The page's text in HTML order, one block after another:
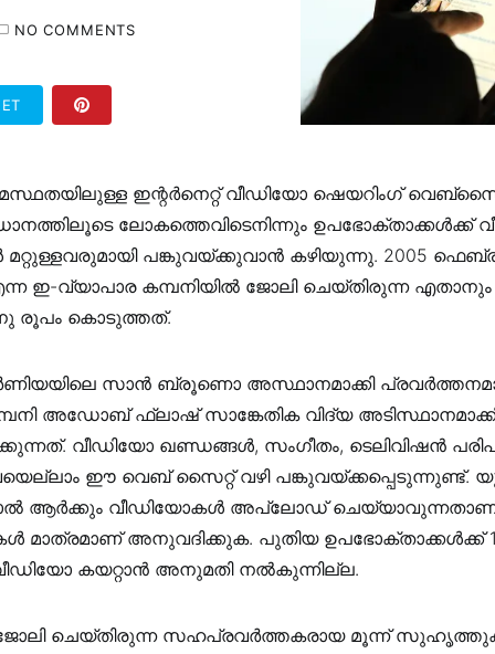
NO COMMENTS
ഇന്റർനെറ്റ് വീഡിയോ ഷെയറിംഗ്
ലോകത്തെവിടെനിന്നും ഉപഭോക്താക്കൾക്ക്
പങ്കുവയ്ക്കുവാൻ കഴിയുന്നു. 2005
ഇ-വ്യാപാര കമ്പനിയിൽ ജോലി ചെയ്തിരുന്ന
രൂപം കൊടുത്തത്.
സാൻ ബ്രൂണൊ അസ്ഥാനമാക്കി
അഡോബ് ഫ്ലാഷ് സാങ്കേതിക വിദ്യ
വീഡിയോ ഖണ്ഡങ്ങൾ, സംഗീതം, ടെലിവിഷൻ
ഈ വെബ് സൈറ്റ് വഴി പങ്കുവയ്ക്കപ്പെടുന്നുണ്ട്.
ആർക്കും വീഡിയോകൾ അപ്‌ലോഡ് ചെയ്യാവുന്നതാണ്.
മാത്രമാണ് അനുവദിക്കുക. പുതിയ ഉപഭോക്താക്കൾക്ക് 10
കയറ്റാൻ അനുമതി നൽകുന്നില്ല.
ജോലി ചെയ്തിരുന്ന സഹപ്രവർത്തകരായ മൂന്ന്